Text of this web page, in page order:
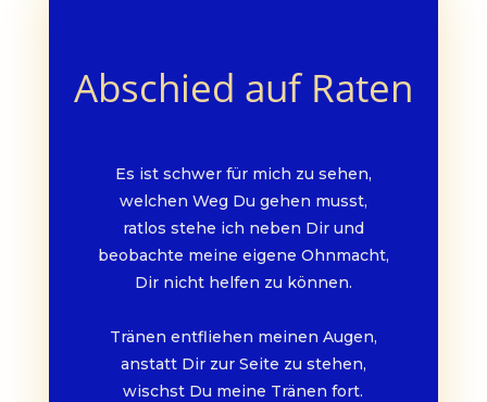
Abschied auf Raten
Es ist schwer für mich zu sehen,
welchen Weg Du gehen musst,
ratlos stehe ich neben Dir und
beobachte meine eigene Ohnmacht,
Dir nicht helfen zu können.
Tränen entfliehen meinen Augen,
anstatt Dir zur Seite zu stehen,
wischst Du meine Tränen fort.